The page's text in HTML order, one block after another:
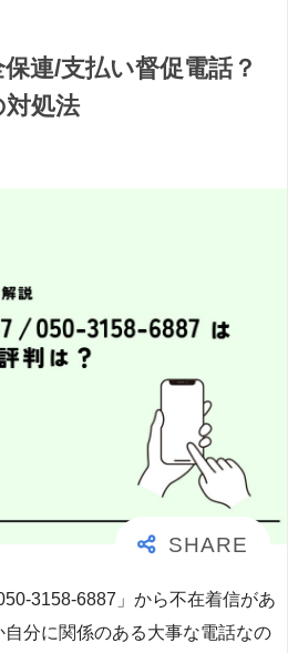
連/支払い督促電話？
処法
3158-6887」から不在着信があ
分に関係のある大事な電話なの